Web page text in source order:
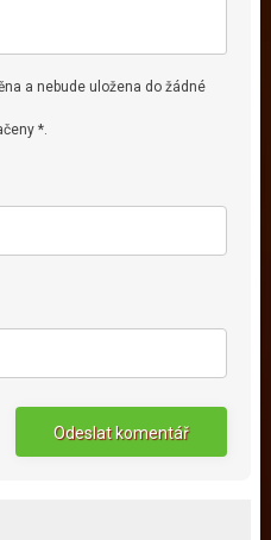
a nebude uložena do žádné
*.